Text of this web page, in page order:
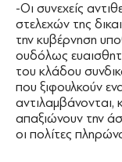
-Οι συνεχείς
στελεχών της
την κυβέρνηση
ουδόλως
του κλάδου
που ξιφουλκούν
αντιλαμβάνονται,
απαξιώνουν την
οι πολίτες